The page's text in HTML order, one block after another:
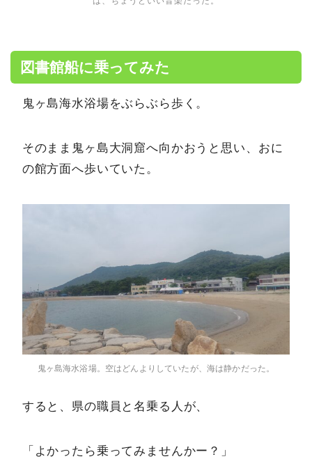
図書館船に乗ってみた
鬼ヶ島海水浴場をぶらぶら歩く。
そのまま鬼ヶ島大洞窟へ向かおうと思い、おに
の館方面へ歩いていた。
鬼ヶ島海水浴場。空はどんよりしていたが、海は静かだった。
すると、県の職員と名乗る人が、
「よかったら乗ってみませんかー？」